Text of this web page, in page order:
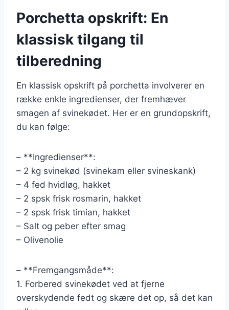
Porchetta opskrift: En
klassisk tilgang til
tilberedning
En klassisk opskrift på porchetta involverer en
række enkle ingredienser, der fremhæver
smagen af svinekødet. Her er en grundopskrift,
du kan følge:
– **Ingredienser**:
– 2 kg svinekød (svinekam eller svineskank)
– 4 fed hvidløg, hakket
– 2 spsk frisk rosmarin, hakket
– 2 spsk frisk timian, hakket
– Salt og peber efter smag
– Olivenolie
– **Fremgangsmåde**:
1. Forbered svinekødet ved at fjerne
overskydende fedt og skære det op, så det kan